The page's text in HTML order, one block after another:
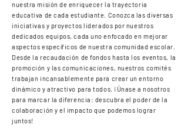
nuestra misión de enriquecer la trayectoria
educativa de cada estudiante. Conozca las diversas
iniciativas y proyectos liderados por nuestros
dedicados equipos, cada uno enfocado en mejorar
aspectos específicos de nuestra comunidad escolar.
Desde la recaudación de fondos hasta los eventos, la
promoción y las comunicaciones, nuestros comités
trabajan incansablemente para crear un entorno
dinámico y atractivo para todos. ¡Únase a nosotros
para marcar la diferencia: descubra el poder de la
colaboración y el impacto que podemos lograr
juntos!